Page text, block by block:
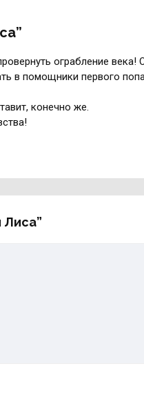
ограбление
в помощники первого
конечно же.
Лиса”